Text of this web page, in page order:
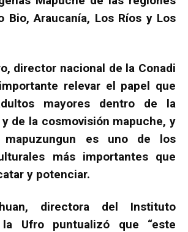
Bio, Araucanía, Los Ríos y Los
director nacional de la Conadi
relevar el papel que
mayores dentro de la
de la cosmovisión mapuche, y
es uno de los
más importantes que
y potenciar.
directora del Instituto
Ufro puntualizó que “este